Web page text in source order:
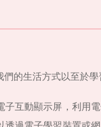
的生活方式以至於學
互動顯示屏，利用